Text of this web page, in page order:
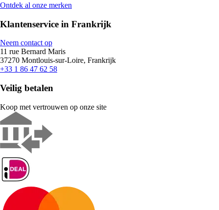
Ontdek al onze merken
Klantenservice in Frankrijk
Neem contact op
11 rue Bernard Maris
37270 Montlouis-sur-Loire, Frankrijk
+33 1 86 47 62 58
Veilig betalen
Koop met vertrouwen op onze site